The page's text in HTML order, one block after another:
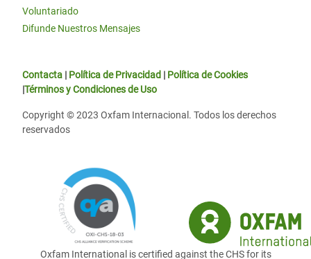
Voluntariado
Difunde Nuestros Mensajes
Contacta | Política de Privacidad | Política de Cookies
|Términos y Condiciones de Uso
Copyright © 2023 Oxfam Internacional. Todos los derechos
reservados
Oxfam International is certified against the CHS for its